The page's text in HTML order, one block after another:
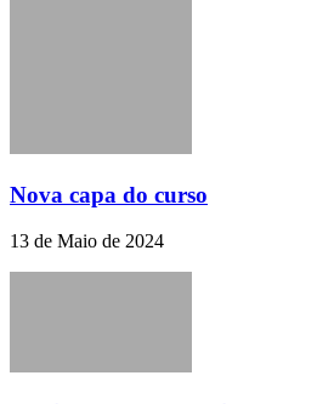
Nova capa do curso
13 de Maio de 2024